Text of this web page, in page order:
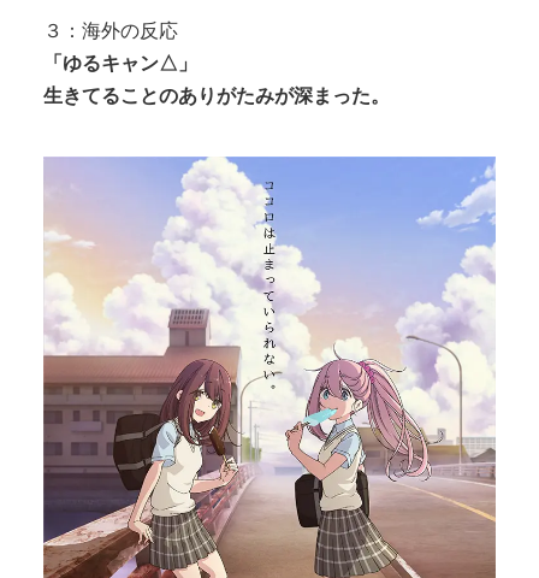
３：海外の反応
「ゆるキャン△」
生きてることのありがたみが深まった。